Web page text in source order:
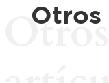
Otros
Otros